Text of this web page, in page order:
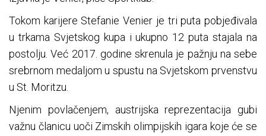
Tokom karijere Stefanie Venier je tri puta pobjeđivala
u trkama Svjetskog kupa i ukupno 12 puta stajala na
postolju. Već 2017. godine skrenula je pažnju na sebe
srebrnom medaljom u spustu na Svjetskom prvenstvu
u St. Moritzu.
Njenim povlačenjem, austrijska reprezentacija gubi
važnu članicu uoči Zimskih olimpijskih igara koje će se